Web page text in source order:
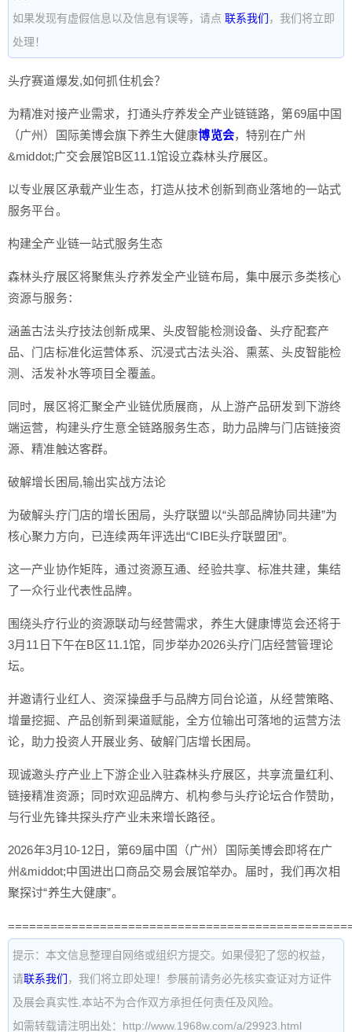
如果发现有虚假信息以及信息有误等，请点 联系我们 ，我们将立即
处理！
头疗赛道爆发,如何抓住机会？
为精准对接产业需求，打通头疗养发全产业链链路，第69届中国
（广州）国际美博会旗下养生大健康博览会，特别在广州
&middot;广交会展馆B区11.1馆设立森林头疗展区。
以专业展区承载产业生态，打造从技术创新到商业落地的一站式
服务平台。
构建全产业链一站式服务生态
森林头疗展区将聚焦头疗养发全产业链布局，集中展示多类核心
资源与服务：
涵盖古法头疗技法创新成果、头皮智能检测设备、头疗配套产
品、门店标准化运营体系、沉浸式古法头浴、熏蒸、头皮智能检
测、活发补水等项目全覆盖。
同时，展区将汇聚全产业链优质展商，从上游产品研发到下游终
端运营，构建头疗生意全链路服务生态，助力品牌与门店链接资
源、精准触达客群。
破解增长困局,输出实战方法论
为破解头疗门店的增长困局，头疗联盟以“头部品牌协同共建”为
核心聚力方向，已连续两年评选出“CIBE头疗联盟团”。
这一产业协作矩阵，通过资源互通、经验共享、标准共建，集结
了一众行业代表性品牌。
围绕头疗行业的资源联动与经营需求，养生大健康博览会还将于
3月11日下午在B区11.1馆，同步举办2026头疗门店经营管理论
坛。
并邀请行业红人、资深操盘手与品牌方同台论道，从经营策略、
增量挖掘、产品创新到渠道赋能，全方位输出可落地的运营方法
论，助力投资人开展业务、破解门店增长困局。
现诚邀头疗产业上下游企业入驻森林头疗展区，共享流量红利、
链接精准资源；同时欢迎品牌方、机构参与头疗论坛合作赞助，
与行业先锋共探头疗产业未来增长路径。
2026年3月10-12日，第69届中国（广州）国际美博会即将在广
州&middot;中国进出口商品交易会展馆举办。届时，我们再次相
聚探讨“养生大健康”。
提示：本文信息整理自网络或组织方提交。如果侵犯了您的权益，
请联系我们 ，我们将立即处理！参展前请务必先核实查证对方证件
及展会真实性,本站不为合作双方承担任何责任及风险。
如需转载请注明出处：http://www.1968w.com/a/29923.html